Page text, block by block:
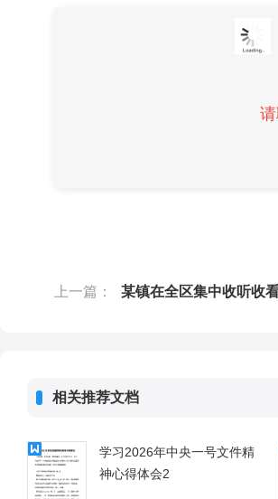
上一篇： 某镇在全区集中收听收看二
相关推荐文档
学习2026年中央一号文件精
神心得体会2